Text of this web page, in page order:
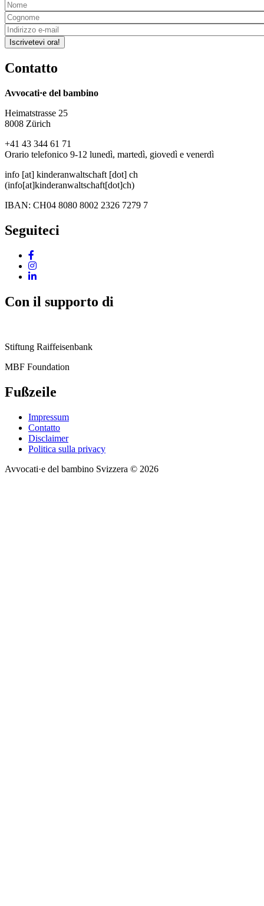
Iscrivetevi ora!
Contatto
Avvocati·e del bambino
Heimatstrasse 25
8008 Zürich
+41 43 344 61 71
Orario telefonico 9-12 lunedì, martedì, giovedì e venerdì
info [at] kinderanwaltschaft [dot] ch
(info[at]kinderanwaltschaft[dot]ch)
IBAN: CH04 8080 8002 2326 7279 7
Seguiteci
Con il supporto di
Stiftung Raiffeisenbank
MBF Foundation
Fußzeile
Impressum
Contatto
Disclaimer
Politica sulla privacy
Avvocati·e del bambino Svizzera © 2026